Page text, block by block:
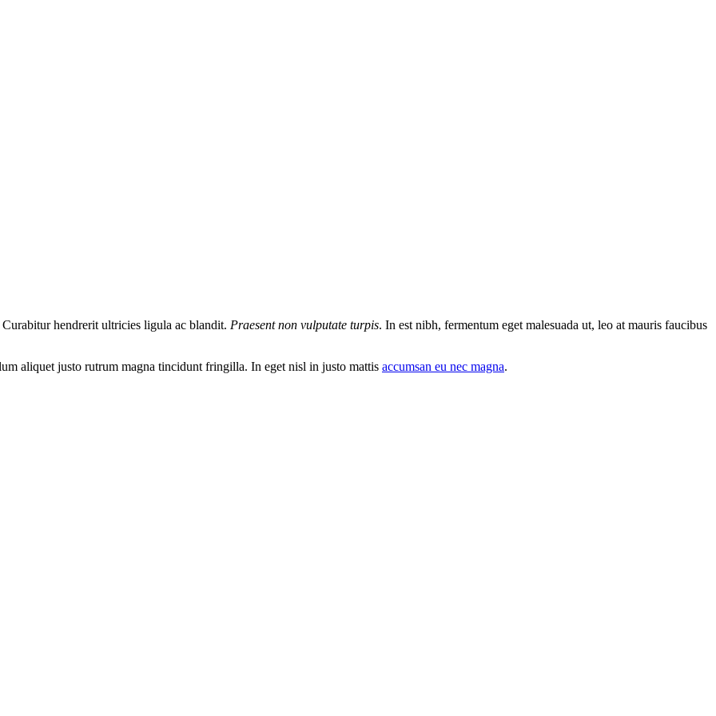
hendrerit ultricies ligula ac blandit. Praesent non vulputate turpis. In est nibh, fermentum eget malesuada ut, leo at mauris faucibus
aliquet justo rutrum magna tincidunt fringilla. In eget nisl in justo mattis accumsan eu nec magna.